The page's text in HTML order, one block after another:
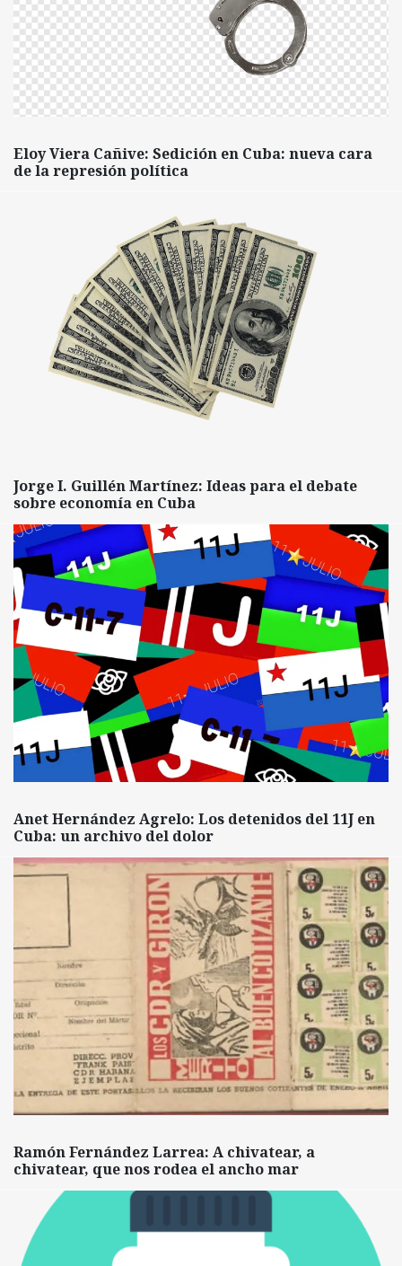
Eloy Viera Cañive: Sedición en Cuba: nueva cara
de la represión política
Jorge I. Guillén Martínez: Ideas para el debate
sobre economía en Cuba
Anet Hernández Agrelo: Los detenidos del 11J en
Cuba: un archivo del dolor
Ramón Fernández Larrea: A chivatear, a
chivatear, que nos rodea el ancho mar